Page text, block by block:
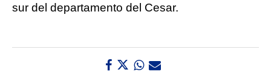
sur del departamento del Cesar.